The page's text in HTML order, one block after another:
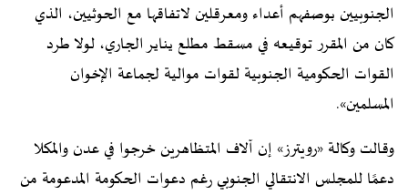
الجنوبيين بوصفهم أعداء ومعرقلين لاتفاقها مع الحوثيين، الذي
كان من المقرر توقيعه في مسقط مطلع يناير الجاري، لولا طرد
القوات الحكومية الجنوبية لقوات موالية لجماعة الإخوان
المسلمين».
وقالت وكالة «رويترز» إن آلاف المتظاهرين خرجوا في عدن والمكلا
دعمًا للمجلس الانتقالي الجنوبي رغم دعوات الحكومة المدعومة من